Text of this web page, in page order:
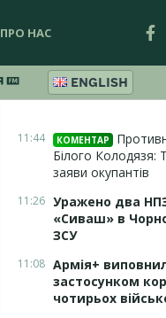
ПРО НАС
ENGLISH
11:44 КОМЕНТАР
Білого Колодязя:
заяви окупантів
11:26 Уражено два
«Сиваш» в
ЗСУ
11:08 Армія+
застосунком
чотирьох